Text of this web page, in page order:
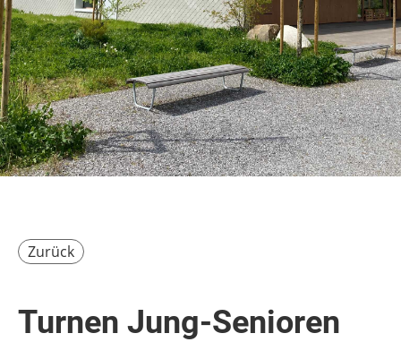
Zurück
Turnen Jung-Senioren